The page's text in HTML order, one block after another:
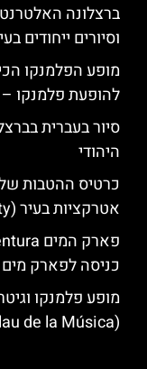
ברצלונה
וסיורים ייחודים
מופע הפלמנקו
להופעת פלמנקו – Gran Gala
סיור בעברית
היהודי
כרטיס ההטבות של
אטרקציות בעיר (Go City)
כניסה לפארק מים
מופע פלמנקו
(Palau de la Música)